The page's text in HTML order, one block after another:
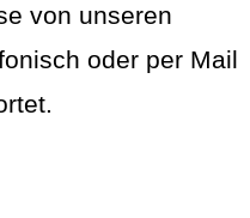
von unseren
oder per Mail